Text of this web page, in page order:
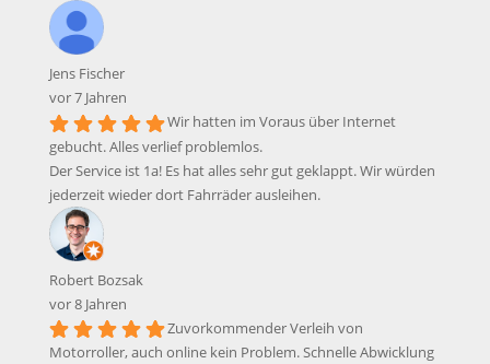
Jens Fischer
vor 7 Jahren
Wir hatten im Voraus über Internet
gebucht. Alles verlief problemlos.
Der Service ist 1a! Es hat alles sehr gut geklappt. Wir würden
jederzeit wieder dort Fahrräder ausleihen.
Robert Bozsak
vor 8 Jahren
Zuvorkommender Verleih von
Motorroller, auch online kein Problem. Schnelle Abwicklung